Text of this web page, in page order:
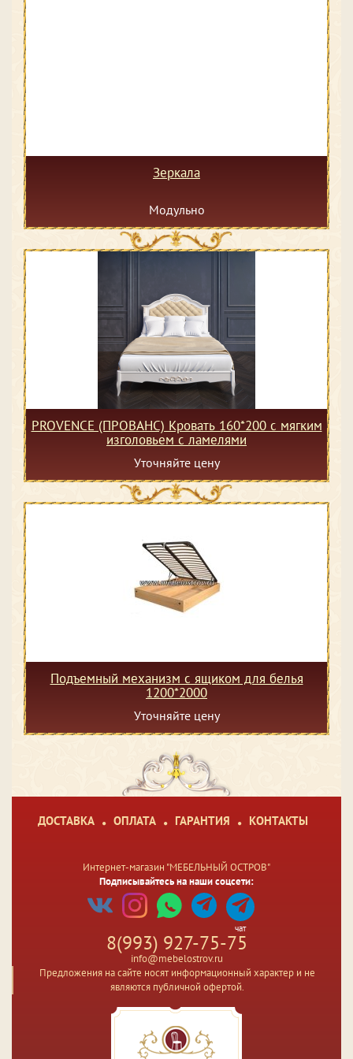
Зеркала
Модульно
PROVENCE (ПРОВАНС) Кровать 160*200 с мягким
изголовьем с ламелями
Уточняйте цену
Подъемный механизм с ящиком для белья
1200*2000
Уточняйте цену
ДОСТАВКА ОПЛАТА ГАРАНТИЯ КОНТАКТЫ
Интернет-магазин "МЕБЕЛЬНЫЙ ОСТРОВ"
Подписывайтесь на наши соцсети:
чат
8(993) 927-75-75
info@mebelostrov.ru
Предложения на сайте носят информационный характер и не
являются публичной офертой.